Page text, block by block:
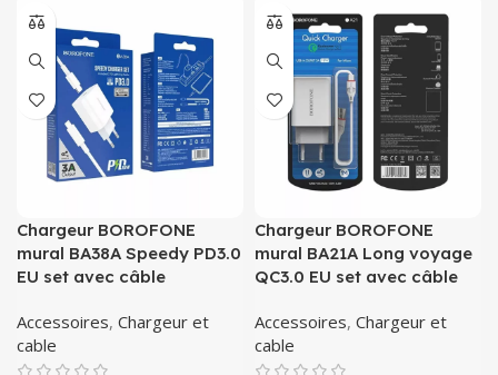
Chargeur BOROFONE
mural BA38A Speedy PD3.0
EU set avec câble
Accessoires, Chargeur et
cable
Chargeur BOROFONE
mural BA21A Long voyage
QC3.0 EU set avec câble
Accessoires, Chargeur et
cable